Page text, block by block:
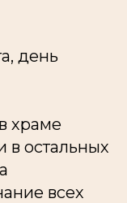
день
храме
в остальных
всех